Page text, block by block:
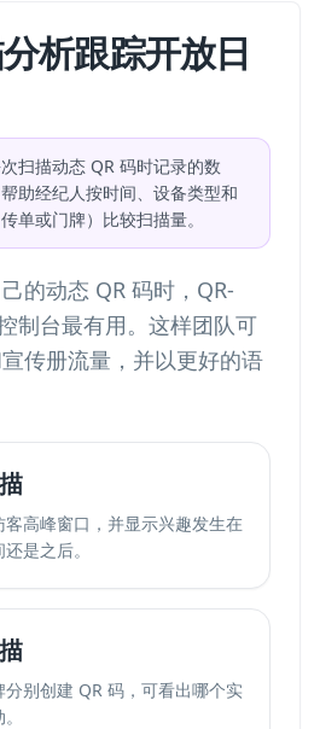
析跟踪开放日
扫描动态 QR 码时记录的数
助经纪人按时间、设备类型和
单或门牌）比较扫描量。
的动态 QR 码时，QR-
制台最有用。这样团队可
传册流量，并以更好的语
高峰窗口，并显示兴趣发生在
是之后。
别创建 QR 码，可看出哪个实